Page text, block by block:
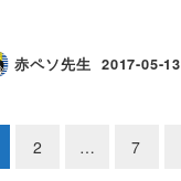
赤ペソ先生 2017-05-13
2 … 7